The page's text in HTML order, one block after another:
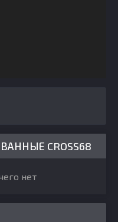
CROSS68
нет